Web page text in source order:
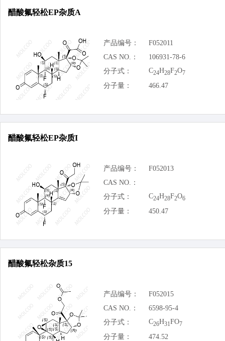
醋酸氟轻松EP杂质A
产品编号：
F052011
CAS NO.：
106931-78-6
分子式：
C24H28F2O7
分子量： 466.47
醋酸氟轻松EP杂质I
产品编号：
F052013
CAS NO.：
分子式：
C24H28F2O6
分子量： 450.47
醋酸氟轻松杂质15
产品编号：
F052015
CAS NO.：
6598-95-4
分子式：
C26H31FO7
分子量： 474.52